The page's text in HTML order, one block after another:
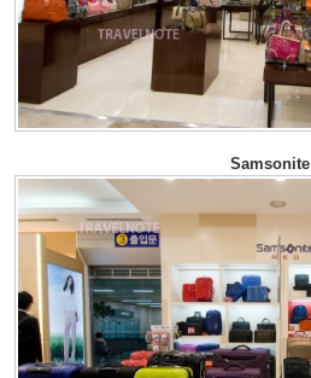
Samsonite